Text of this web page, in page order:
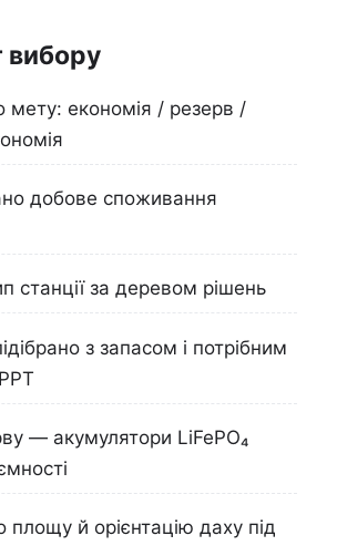
вибору
мету: економія / резерв /
добове споживання
станції за деревом рішень
з запасом і потрібним
— акумулятори LiFePO₄
площу й орієнтацію даху під